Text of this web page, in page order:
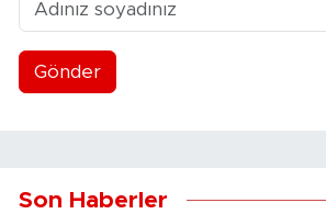
Gönder
Son Haberler